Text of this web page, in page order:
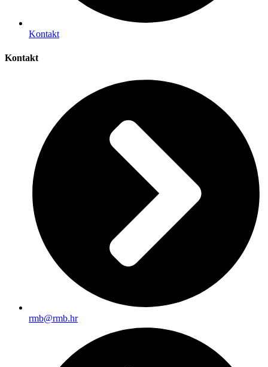
Kontakt
Kontakt
rmb@rmb.hr